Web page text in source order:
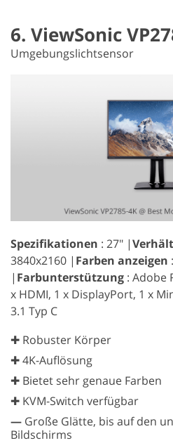
6. ViewSonic
Umgebungslichtsensor
Spezifikationen : 27″ |
3840x2160 | Farben anzeigen
| Farbunterstützung : Adobe
x HDMI, 1 x DisplayPort, 1 x
3.1 Typ C
✚ Robuster Körper
✚ 4K-Auflösung
✚ Bietet sehr genaue Farben
✚ KVM-Switch verfügbar
— Große Glätte, bis auf den
Bildschirms